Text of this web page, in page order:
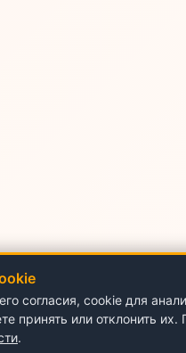
согласия, cookie для
принять или отклонить их.
.